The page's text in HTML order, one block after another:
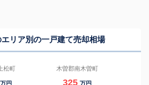
リア別の一戸建て売却相場
松町
万円
木曽郡南木曽町
325 万円